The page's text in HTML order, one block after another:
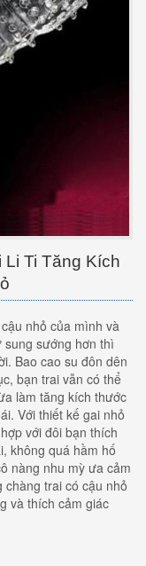
Ti Tăng Kích
nhỏ của mình và
sướng hơn thì
Bao cao su đôn dên
bạn trai vẫn có thể
làm tăng kích thước
Với thiết kế gai nhỏ
với đôi bạn thích
không quá hầm hố
nàng nhu mỳ ưa cảm
trai có cậu nhỏ
và thích cảm giác